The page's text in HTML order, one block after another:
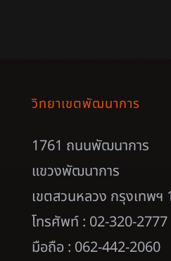
วิทยาเขตพัฒนาการ
1761 ถนนพัฒนาการ
แขวงพัฒนาการ
เขตสวนหลวง กรุงเทพฯ
โทรศัพท์ : 02-320-2777
มือถือ : 062-442-2060